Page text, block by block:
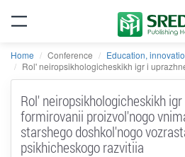
Home Conference
Education,
Rol' neiropsikhologicheskikh igr i
Rol' neiropsikhologicheskikh
formirovanii proizvol'nogo
starshego doshkol'nogo
psikhicheskogo razvitiia